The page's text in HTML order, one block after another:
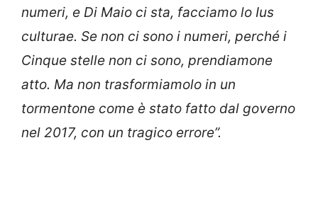
numeri, e Di Maio ci sta, facciamo lo Ius
culturae. Se non ci sono i numeri, perché i
Cinque stelle non ci sono, prendiamone
atto. Ma non trasformiamolo in un
tormentone come è stato fatto dal governo
nel 2017, con un tragico errore”.